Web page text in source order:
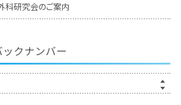
科研究会のご案内
クナンバー